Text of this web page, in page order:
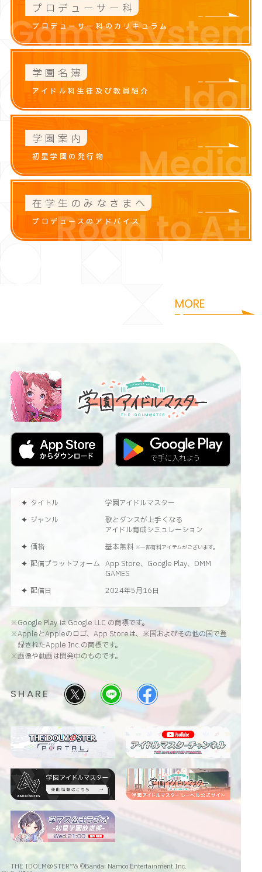
Game System
プロデューサー科
プロデューサー科のカリキュラム
Idol
学園名簿
アイドル科生徒及び教員紹介
Media
学園案内
初星学園の発行物
Road to A+
在学生のみなさまへ
プロデュースのアドバイス
MORE
タイトル
学園アイドルマスター
ジャンル
歌とダンスが上手くなる
アイドル育成シミュレーション
価格
基本無料 ※一部有料アイテムがございます。
配信プラットフォーム App Store、Google Play、DMM
GAMES
配信日
2024年5月16日
※Google Play は Google LLC の商標です。
※AppleとAppleのロゴ、App Storeは、米国およびその他の国で登
録されたApple Inc.の商標です。
※画像や動画は開発中のものです。
SHARE
THE IDOLM@STER™& ©Bandai Namco Entertainment Inc.